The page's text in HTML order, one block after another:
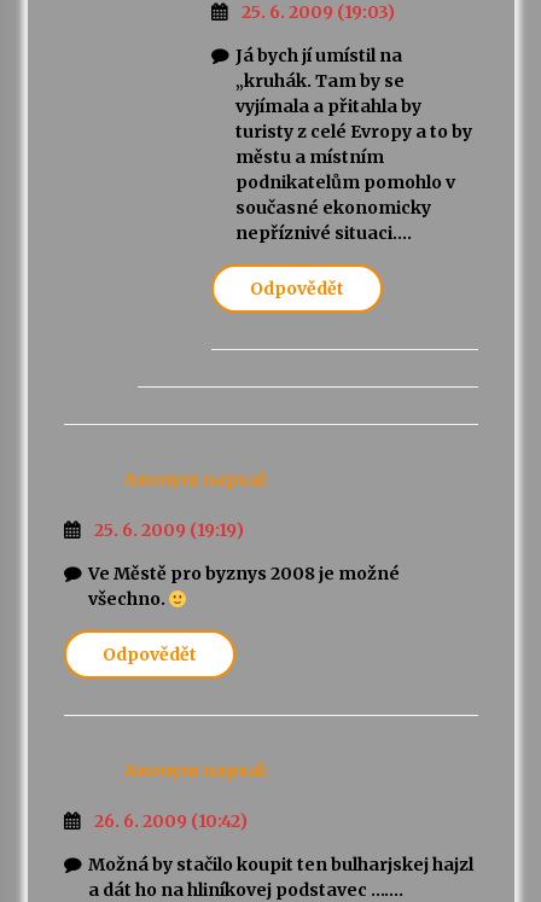
25. 6. 2009 (19:03)
Já bych jí umístil na
„kruhák. Tam by se
vyjímala a přitahla by
turisty z celé Evropy a to by
městu a místním
podnikatelům pomohlo v
současné ekonomicky
nepříznivé situaci….
Odpovědět
Anonym napsal:
25. 6. 2009 (19:19)
Ve Městě pro byznys 2008 je možné
všechno.
Odpovědět
Anonym napsal:
26. 6. 2009 (10:42)
Možná by stačilo koupit ten bulharjskej hajzl
a dát ho na hliníkovej podstavec …….